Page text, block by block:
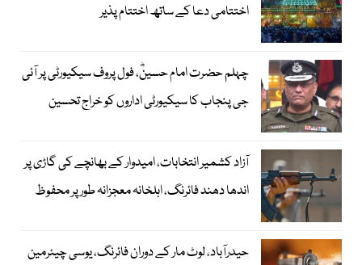
اختتامی دعا کے ساتھ اختتام پذیر
چہلم حضرت امام حسینؓ، فول پروف سیکیورٹی پر آئی
جی پنجاب کا سیکیورٹی اداروں کو خراج تحسین
آزاد کشمیر انتخابات، امیدوار کے بھانچے کی گاڑی پر
اندھا دھند فائرنگ، اہلخانہ معجزانہ طور پر محفوظ
حیدرآباد، لوٹ مار کے دوران فائرنگ، یوسی چیئرمین